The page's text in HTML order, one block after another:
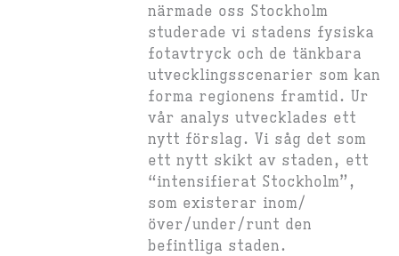
närmade oss Stockholm
studerade vi stadens fysiska
fotavtryck och de tänkbara
utvecklingsscenarier som kan
forma regionens framtid. Ur
vår analys utvecklades ett
nytt förslag. Vi såg det som
ett nytt skikt av staden, ett
“intensifierat Stockholm”,
som existerar inom/
över/under/runt den
befintliga staden.